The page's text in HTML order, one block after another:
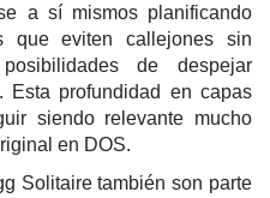
a sí mismos planificando
que eviten callejones sin
de despejar
Esta profundidad en capas
siendo relevante mucho
en DOS.
Solitaire también son parte